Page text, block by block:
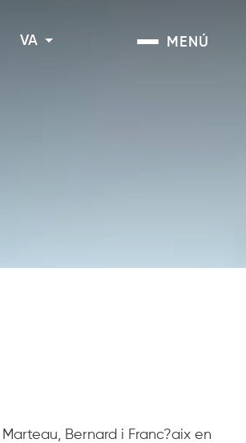
MENÚ
VA
Bernard i Franc?aix en